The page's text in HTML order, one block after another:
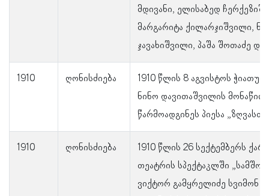
მდივანი, ელისაბედ
მარგარიტა ქილარჯიშვილი,
ჯავახიშვილი, პაშა შოთაძე და
1910 ღონისძიება
1910 წლის 8 აგვისტოს
ნინო დავითაშვილის
წარმოადგინეს პიესა
1910 ღონისძიება
1910 წლის 26 სექტემბერს
თეატრის სპექტაკლში
ვიქტორ გამყრელიძე სვიმონ